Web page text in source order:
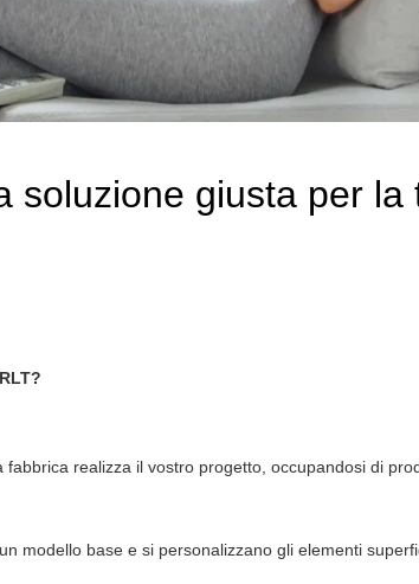
soluzione giusta per la
realizza il vostro progetto, occupandosi di
modello base e si personalizzano gli elementi